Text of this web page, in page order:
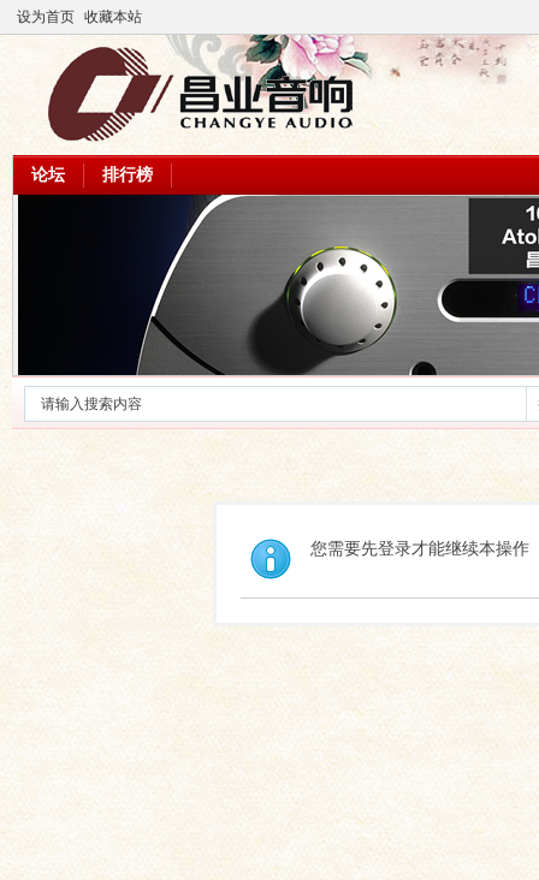
设为首页 收藏本站
论坛 排行榜
您需要先登录才能继续本操作